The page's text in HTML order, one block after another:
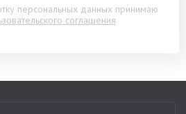
персональных данных принимаю
соглашения